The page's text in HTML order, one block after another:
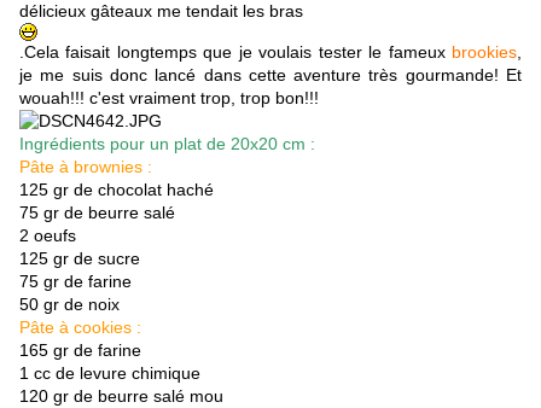
délicieux gâteaux me tendait les bras
.Cela faisait longtemps que je voulais tester le fameux brookies
je me suis donc lancé dans cette aventure très gourmande! Et
wouah!!! c'est vraiment trop, trop bon!!!
Ingrédients pour un plat de 20x20 cm :
Pâte à brownies :
125 gr de chocolat haché
75 gr de beurre salé
2 oeufs
125 gr de sucre
75 gr de farine
50 gr de noix
Pâte à cookies :
165 gr de farine
1 cc de levure chimique
120 gr de beurre salé mou